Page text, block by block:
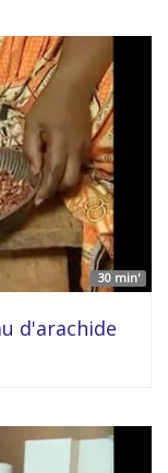
30 min'
d'arachide